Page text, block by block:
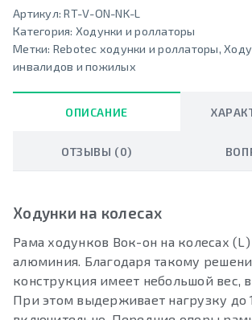
Артикул:RT-V-ON-NK-L
Категория: Ходунки и роллаторы
Метки: Rebotec ходунки и роллаторы,
инвалидов и пожилых
ОПИСАНИЕ
ОТЗЫВЫ (0)
Ходунки на колесах
Рама ходунков Вок-он на колесах
алюминия. Благодаря такому
конструкция имеет небольшой вес,
При этом выдерживает нагрузку до